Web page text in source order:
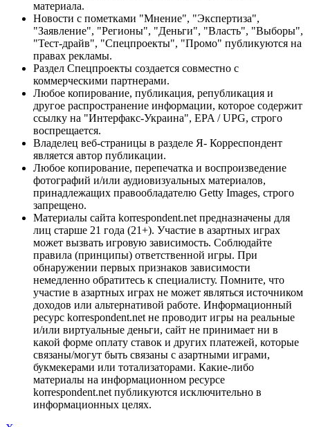
материала.
Новости с пометками "Мнение", "Экспертиза",
"Заявление", "Регионы", "Деньги", "Власть", "Выборы",
"Тест-драйв", "Спецпроекты", "Промо" публикуются на
правах рекламы.
Раздел Спецпроекты создается совместно с
коммерческими партнерами.
Любое копирование, публикация, републикация и
другое распространение информации, которое содержит
ссылку на "Интерфакс-Украина", EPA / UPG, строго
воспрещается.
Владелец веб-страницы в разделе Я- Корреспондент
является автор публикации.
Любое копирование, перепечатка и воспроизведение
фотографий и/или аудиовизуальных материалов,
принадлежащих правообладателю Getty Images, строго
запрещено.
Материалы сайта korrespondent.net предназначены для
лиц старше 21 года (21+). Участие в азартных играх
может вызвать игровую зависимость. Соблюдайте
правила (принципы) ответственной игры. При
обнаружении первых признаков зависимости
немедленно обратитесь к специалисту. Помните, что
участие в азартных играх не может являться источником
доходов или альтернативой работе. Информационный
ресурс korrespondent.net не проводит игры на реальные
и/или виртуальные деньги, сайт не принимает ни в
какой форме оплату ставок и других платежей, которые
связаны/могут быть связаны с азартными играми,
букмекерами или тотализаторами. Какие-либо
материалы на информационном ресурсе
korrespondent.net публикуются исключительно в
информационных целях.